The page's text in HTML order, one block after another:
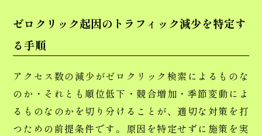
ゼロクリック起因のトラフィック減少を特定す
る手順
アクセス数の減少がゼロクリック検索によるものな
のか・それとも順位低下・競合増加・季節変動によ
るものなのかを切り分けることが、適切な対策を打
つための前提条件です。原因を特定せずに施策を実